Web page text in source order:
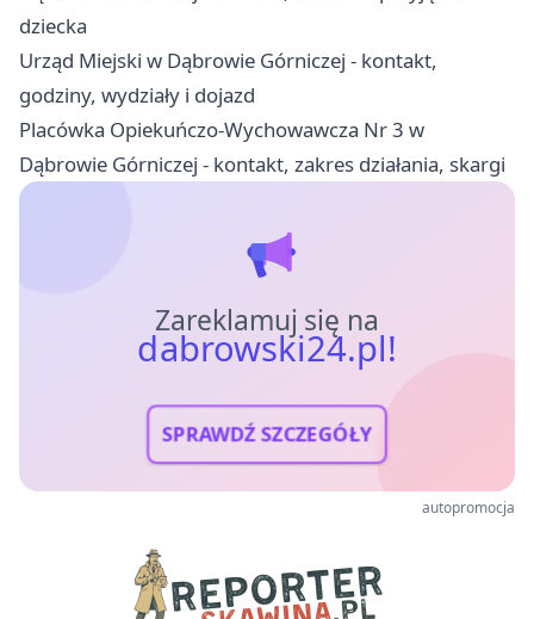
dziecka
Urząd Miejski w Dąbrowie Górniczej - kontakt,
godziny, wydziały i dojazd
Placówka Opiekuńczo-Wychowawcza Nr 3 w
Dąbrowie Górniczej - kontakt, zakres działania, skargi
Zareklamuj się na
dabrowski24.pl!
SPRAWDŹ SZCZEGÓŁY
autopromocja